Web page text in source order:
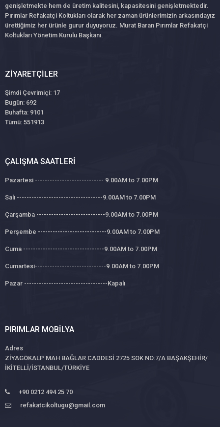
genişletmekte hem de üretim kalitesini, kapasitesini genişletmektedir.
Pırımlar Refakatçi Koltukları olarak her zaman ürünlerimizin arkasındayız
ürettiğimiz her ürünle gurur duyuyoruz. Murat Baran Pırımlar Refakatçi
Koltukları Yönetim Kurulu Başkanı.
ZIYARETÇILER
Şimdi Çevrimiçi: 17
Bugün: 692
Buhafta: 9101
Tümü: 551913
ÇALIŞMA SAATLERI
Pazartesi ---------------------------- 9.00AM to 7.00PM
Salı -----------------------------------9.00AM to 7.00PM
Çarşamba ----------------------------9.00AM to 7.00PM
Perşembe ----------------------------9.00AM to 7.00PM
Cuma ---------------------------------9.00AM to 7.00PM
Cumartesi-----------------------------9.00AM to 7.00PM
Pazar ----------------------------------Kapalı
PIRIMLAR MOBILYA
Adres
ZİYAGÖKALP MAH BAĞLAR CADDESİ 2725 SOK NO:7/A BAŞAKŞEHİR/
İKİTELLİ/İSTANBUL/TÜRKİYE
+90 0212 494 25 70
refakatcikoltugu@gmail.com